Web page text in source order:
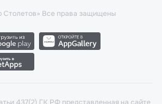
Столетов» Все права защищены